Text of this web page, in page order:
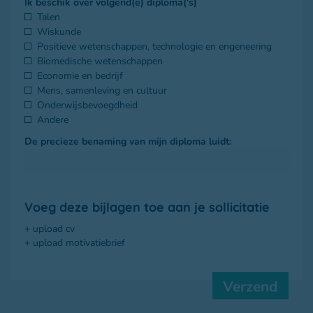
Talen
Wiskunde
Positieve wetenschappen, technologie en engeneering
Biomedische wetenschappen
Economie en bedrijf
Mens, samenleving en cultuur
Onderwijsbevoegdheid
Andere
De precieze benaming van mijn diploma luidt:
Voeg deze bijlagen toe aan je sollicitatie
Verzend